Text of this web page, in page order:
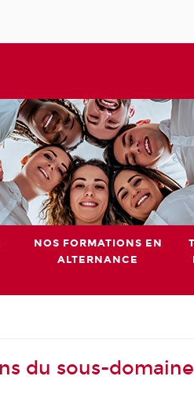
NOS FORMATIONS EN
ALTERNANCE
du sous-